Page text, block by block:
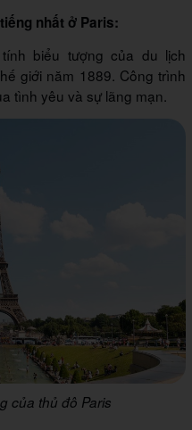
nhất ở Paris:
biểu tượng của du lịch
giới năm 1889. Công trình
tình yêu và sự lãng mạn.
của thủ đô Paris